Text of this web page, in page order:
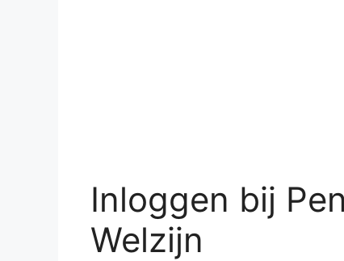
Inloggen bij
Welzijn